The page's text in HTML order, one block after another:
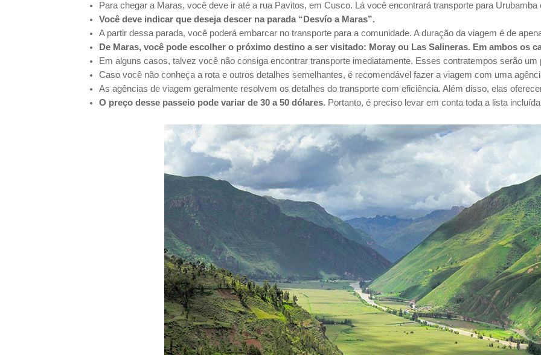
Para chegar a Maras, você deve ir até a rua Pavitos, em Cusco. Lá você encontrará transporte para Urubamba
Você deve indicar que deseja descer na parada “Desvío a Maras”.
A partir dessa parada, você poderá embarcar no transporte para a comunidade. A duração da viagem é de
De Maras, você pode escolher o próximo destino a ser visitado: Moray ou Las Salineras. Em ambos os
Em alguns casos, talvez você não consiga encontrar transporte imediatamente. Esses contratempos serão um
Caso você não conheça a rota e outros detalhes semelhantes, é recomendável fazer a viagem com uma
As agências de viagem geralmente resolvem os detalhes do transporte com eficiência. Além disso, elas
O preço desse passeio pode variar de 30 a 50 dólares. Portanto, é preciso levar em conta toda a lista